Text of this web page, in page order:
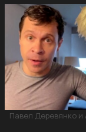
Павел Деревянко и